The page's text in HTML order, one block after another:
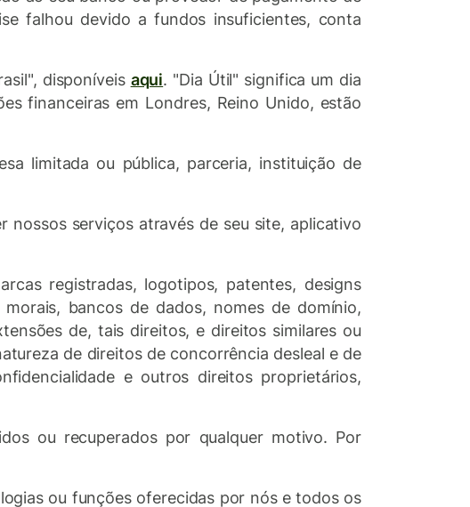
falhou devido a fundos insuficientes, conta
disponíveis aqui. "Dia Útil" significa um dia
financeiras em Londres, Reino Unido, estão
limitada ou pública, parceria, instituição de
nossos serviços através de seu site, aplicativo
registradas, logotipos, patentes, designs
bancos de dados, nomes de domínio,
de, tais direitos, e direitos similares ou
de direitos de concorrência desleal e de
e outros direitos proprietários,
ou recuperados por qualquer motivo. Por
ou funções oferecidas por nós e todos os